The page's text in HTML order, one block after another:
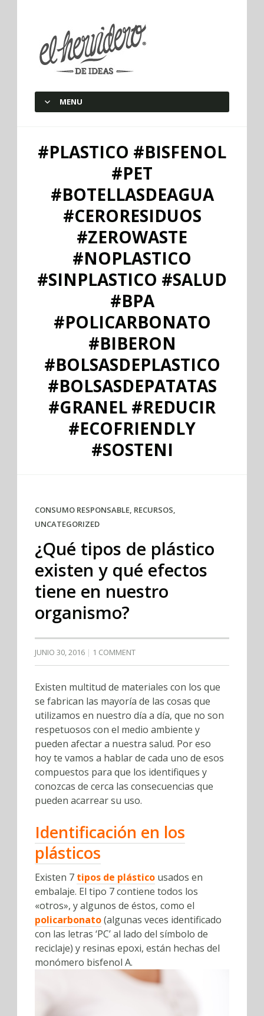
elherviderodeideas
MENU
#PLASTICO #BISFENOL
#PET
#BOTELLASDEAGUA
#CERORESIDUOS
#ZEROWASTE
#NOPLASTICO
#SINPLASTICO #SALUD
#BPA
#POLICARBONATO
#BIBERON
#BOLSASDEPLASTICO
#BOLSASDEPATATAS
#GRANEL #REDUCIR
#ECOFRIENDLY
#SOSTENI
CONSUMO RESPONSABLE, RECURSOS,
UNCATEGORIZED
¿Qué tipos de plástico
existen y qué efectos
tiene en nuestro
organismo?
JUNIO 30, 2016 1 COMMENT
Existen multitud de materiales con los que
se fabrican las mayoría de las cosas que
utilizamos en nuestro día a día, que no son
respetuosos con el medio ambiente y
pueden afectar a nuestra salud. Por eso
hoy te vamos a hablar de cada uno de esos
compuestos para que los identifiques y
conozcas de cerca las consecuencias que
pueden acarrear su uso.
Identificación en los
plásticos
Existen 7 tipos de plástico usados en
embalaje. El tipo 7 contiene todos los
«otros», y algunos de éstos, como el
policarbonato(algunas veces identificado
con las letras ‘PC’ al lado del símbolo de
reciclaje) y resinas epoxi, están hechas del
monómero bisfenol A.